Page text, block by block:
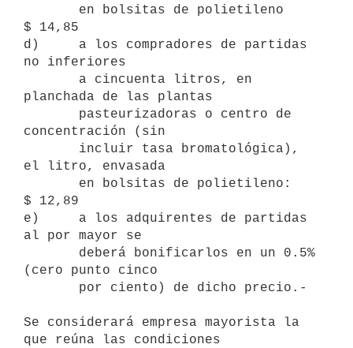
$ 14,85
d)     a los compradores de partidas
no inferiores
planchada de las plantas
concentración (sin
el litro, envasada
$ 12,89
e)     a los adquirentes de partidas
al por mayor se
(cero punto cinco
Se considerará empresa mayorista la
que reúna las condiciones